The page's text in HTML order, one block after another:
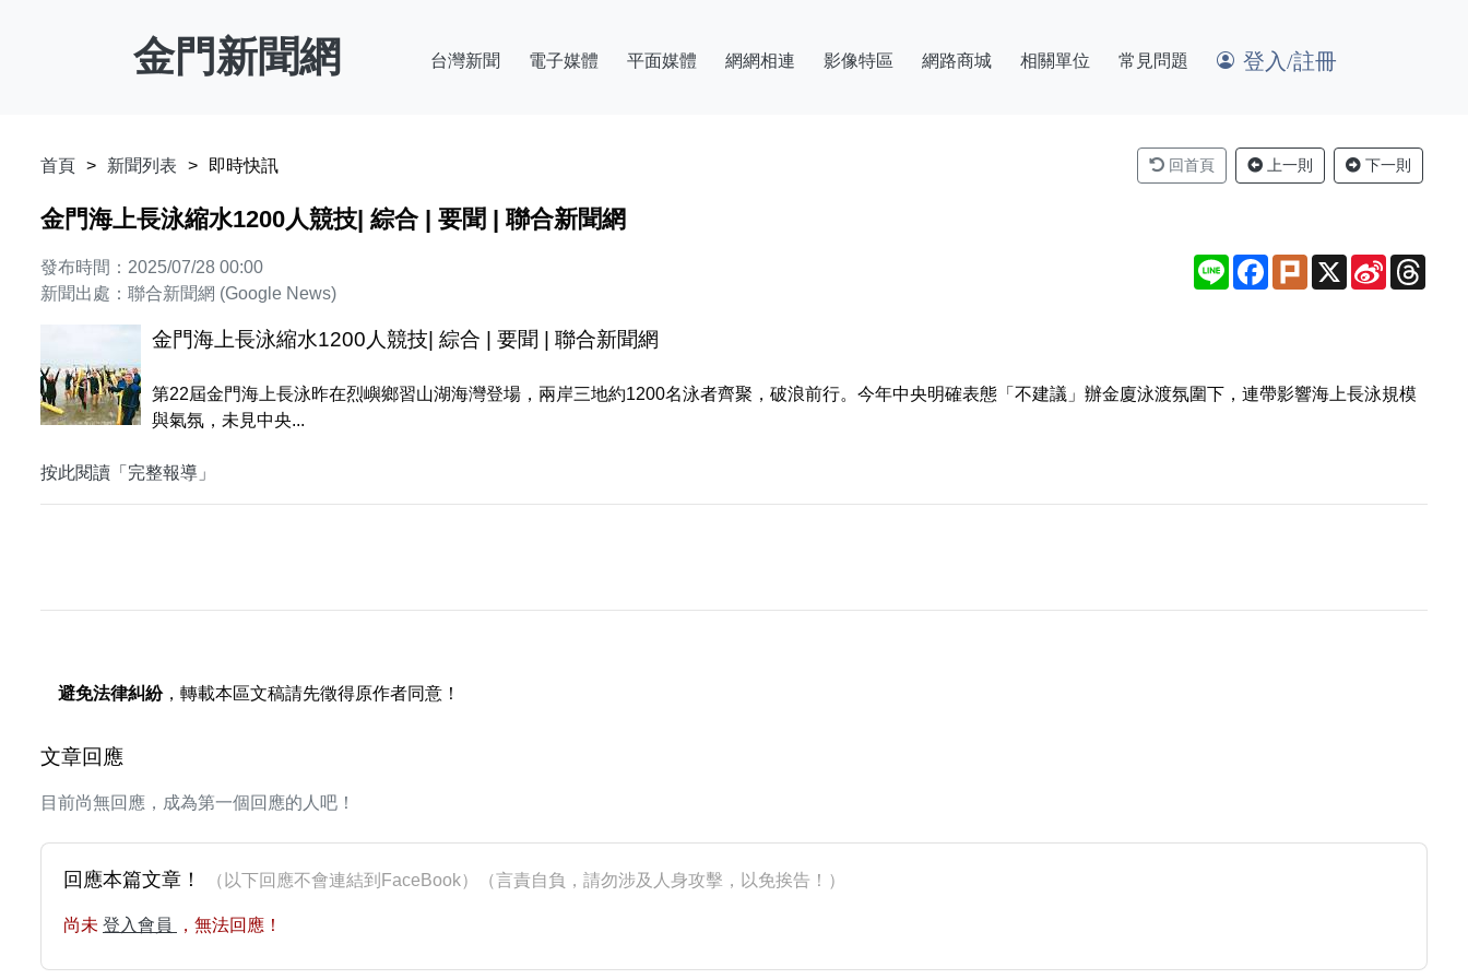
金門新聞網 台灣新聞 電子媒體 平面媒體 網網相連 影像特區 網路商城 相關單位 常見問題 登入/註冊
首頁 新聞列表 即時快訊 回首頁 上一則 下一則
金門海上長泳縮水1200人競技| 綜合 | 要聞 | 聯合新聞網
發布時間：2025/07/28 00:00
新聞出處：聯合新聞網 (Google News)
Line Facebook
Plurk X
Sina
Weibo
金門海上長泳縮水1200人競技| 綜合 | 要聞 | 聯合新聞網
第22屆金門海上長泳昨在烈嶼鄉習山湖海灣登場，兩岸三地約1200名泳者齊聚，破浪前行。今年中央明確表態「不建議」辦金廈泳渡氛圍下，連帶影響海上長泳規模
與氣氛，未見中央...
按此閱讀「完整報導」
避免法律糾紛，轉載本區文稿請先徵得原作者同意！
文章回應
目前尚無回應，成為第一個回應的人吧！
回應本篇文章！ （以下回應不會連結到FaceBook）（言責自負，請勿涉及人身攻擊，以免挨告！）
尚未 登入會員 ，無法回應！